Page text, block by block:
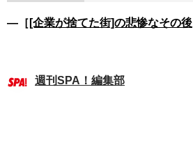
―［ [企業が捨てた街]の悲惨なその後
週刊SPA！編集部